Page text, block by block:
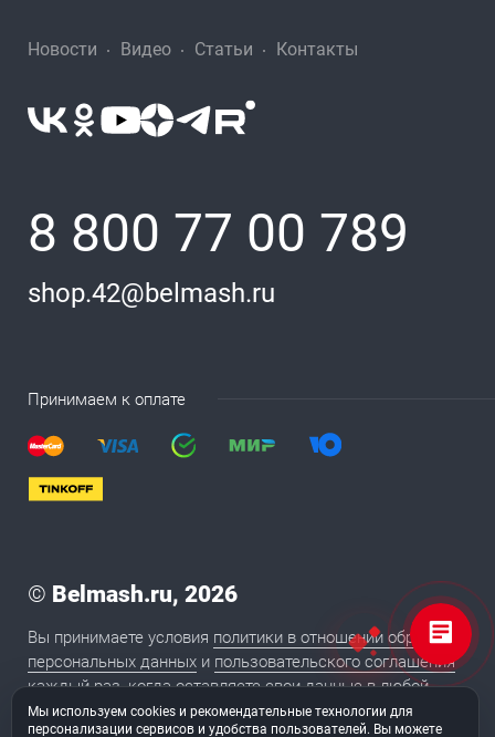
Новости Видео Статьи Контакты
8 800 77 00 789
shop.42@belmash.ru
Принимаем к оплате
© Belmash.ru, 2026
Вы принимаете условия политики в отношении обработки
персональных данных и пользовательского соглашения
каждый раз, когда оставляете свои данные в любой
форме обратной связи на сайте BELMASH.RU
Мы используем cookies и рекомендательные технологии для
персонализации сервисов и удобства пользователей. Вы можете